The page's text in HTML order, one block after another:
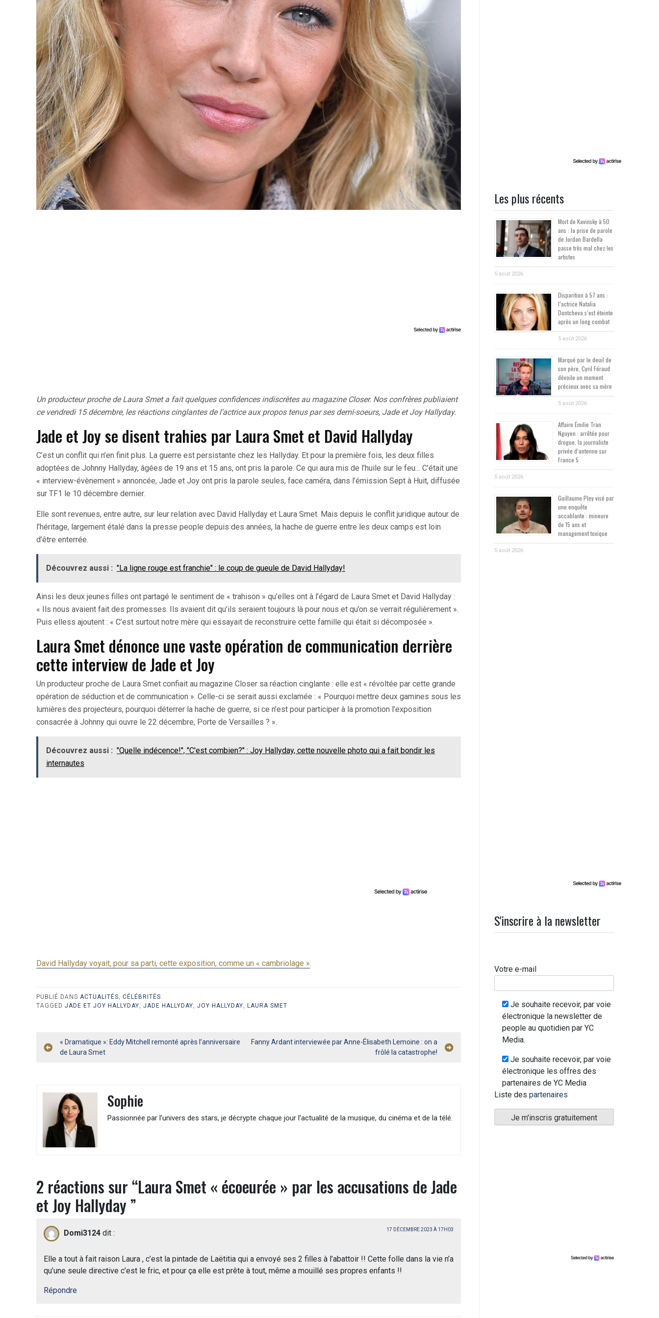
Un producteur proche de Laura Smet a fait quelques confidences indiscrètes au magazine Closer. Nos confrères publiaient
ce vendredi 15 décembre, les réactions cinglantes de l’actrice aux propos tenus par ses demi-soeurs, Jade et Joy Hallyday.
Jade et Joy se disent trahies par Laura Smet et David Hallyday
C’est un conflit qui n’en finit plus. La guerre est persistante chez les Hallyday. Et pour la première fois, les deux filles
adoptées de Johnny Hallyday, âgées de 19 ans et 15 ans, ont pris la parole. Ce qui aura mis de l’huile sur le feu… C’était une
« interview-évènement » annoncée, Jade et Joy ont pris la parole seules, face caméra, dans l’émission Sept à Huit, diffusée
sur TF1 le 10 décembre dernier.
Elle sont revenues, entre autre, sur leur relation avec David Hallyday et Laura Smet. Mais depuis le conflit juridique autour de
l’héritage, largement étalé dans la presse people depuis des années, la hache de guerre entre les deux camps est loin
d’être enterrée.
Découvrez aussi : "La ligne rouge est franchie" : le coup de gueule de David Hallyday!
Ainsi les deux jeunes filles ont partagé le sentiment de « trahison » qu’elles ont à l’égard de Laura Smet et David Hallyday :
« Ils nous avaient fait des promesses. Ils avaient dit qu’ils seraient toujours là pour nous et qu’on se verrait régulièrement ».
Puis elless ajoutent : « C’est surtout notre mère qui essayait de reconstruire cette famille qui était si décomposée ».
Laura Smet dénonce une vaste opération de communication derrière
cette interview de Jade et Joy
Un producteur proche de Laura Smet confiait au magazine Closer sa réaction cinglante : elle est « révoltée par cette grande
opération de séduction et de communication ». Celle-ci se serait aussi exclamée : « Pourquoi mettre deux gamines sous les
lumières des projecteurs, pourquoi déterrer la hache de guerre, si ce n’est pour participer à la promotion l’exposition
consacrée à Johnny qui ouvre le 22 décembre, Porte de Versailles ? ».
Découvrez aussi : "Quelle indécence!", "C'est combien?" : Joy Hallyday, cette nouvelle photo qui a fait bondir les
internautes
David Hallyday voyait, pour sa parti, cette exposition, comme un « cambriolage ».
PUBLIÉ DANS ACTUALITÉS, CÉLÉBRITÉS
TAGGED JADE ET JOY HALLYDAY, JADE HALLYDAY, JOY HALLYDAY, LAURA SMET
Navigation
« Dramatique »: Eddy Mitchell remonté après l’anniversaire
de Laura Smet
Fanny Ardant interviewée par Anne-Élisabeth Lemoine : on a
frôlé la catastrophe!
Sophie
Passionnée par l’univers des stars, je décrypte chaque jour l’actualité de la musique, du cinéma et de la télé.
2 réactions sur “Laura Smet « écoeurée » par les accusations de Jade
et Joy Hallyday ”
Domi3124 dit : 17 DÉCEMBRE 2023 À 17H03
Elle a tout à fait raison Laura , c’est la pintade de Laëtitia qui a envoyé ses 2 filles à l’abattoir !! Cette folle dans la vie n’a
qu’une seule directive c’est le fric, et pour ça elle est prête à tout, même a mouillé ses propres enfants !!
Répondre
Les plus récents
Mort de Kavinsky à 50
ans : la prise de parole
de Jordan Bardella
passe très mal chez les
artistes
5 août 2026
Disparition à 57 ans :
l’actrice Natalia
Dontcheva s’est éteinte
après un long combat
5 août 2026
Marqué par le deuil de
son père, Cyril Féraud
dévoile un moment
précieux avec sa mère
5 août 2026
Affaire Émilie Tran
Nguyen : arrêtée pour
drogue, la journaliste
privée d’antenne sur
France 5
5 août 2026
Guillaume Pley visé par
une enquête
accablante : mineure
de 15 ans et
management toxique
5 août 2026
S'inscrire à la newsletter
Votre e-mail
Je souhaite recevoir, par voie
électronique la newsletter de
people au quotidien par YC
Media.
Je souhaite recevoir, par voie
électronique les offres des
partenaires de YC Media
Liste des partenaires